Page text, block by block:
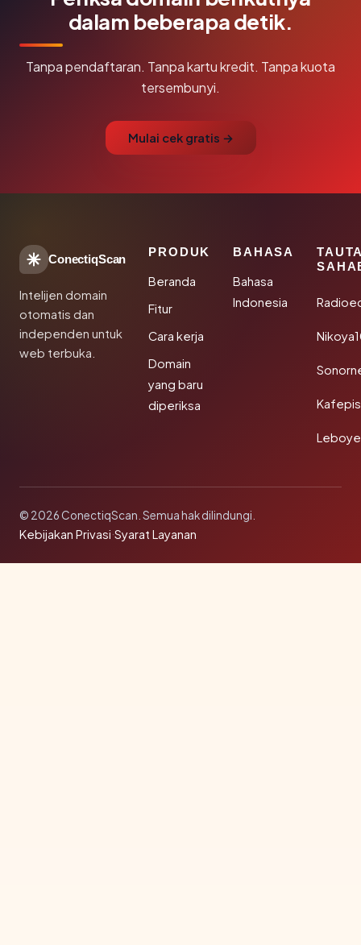
dalam beberapa detik.
Tanpa pendaftaran. Tanpa kartu kredit. Tanpa kuota
tersembunyi.
Mulai cek gratis →
ConectiqScan
Intelijen domain
otomatis dan
independen untuk
web terbuka.
PRODUK
Beranda
Fitur
Cara kerja
Domain
yang baru
diperiksa
BAHASA
Bahasa
Indonesia
© 2026 ConectiqScan. Semua hak dilindungi.
Kebijakan Privasi·Syarat Layanan